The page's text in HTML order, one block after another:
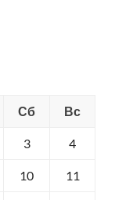
Сб Вс
3 4
10 11